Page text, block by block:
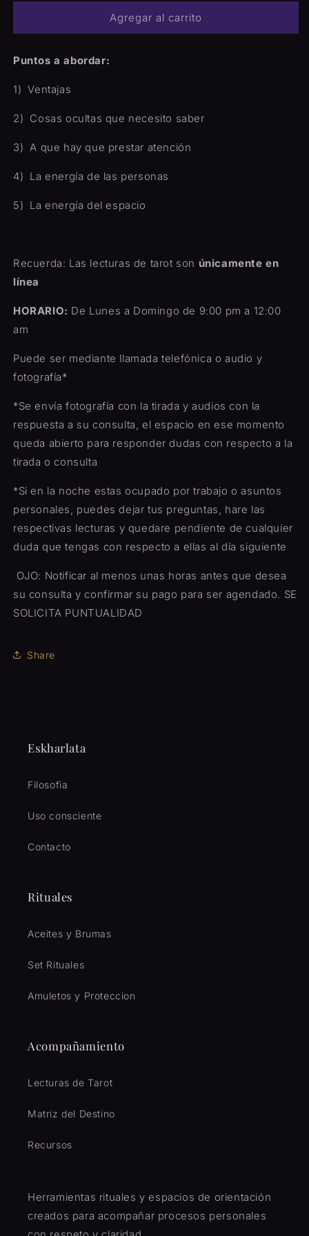
de
sobre
de
Agregar al carrito
Puntos a abordar:
1)Ventajas
2) Cosas ocultas que necesito saber
3)A que hay que prestar atención
4) La energía de las personas
5) La energía del espacio
Recuerda: Las lecturas de tarot son únicamente en
línea
HORARIO: De Lunes a Domingo de 9:00 pm a 12:00
am
Puede ser mediante llamada telefónica o audio y
fotografía*
*Se envía fotografía con la tirada y audios con la
respuesta a su consulta, el espacio en ese momento
queda abierto para responder dudas con respecto a la
tirada o consulta
*Si en la noche estas ocupado por trabajo o asuntos
personales, puedes dejar tus preguntas, hare las
respectivas lecturas y quedare pendiente de cualquier
duda que tengas con respecto a ellas al día siguiente
OJO: Notificar al menos unas horas antes que desea
su consulta y confirmar su pago para ser agendado. SE
SOLICITA PUNTUALIDAD
Share
Eskharlata
Filosofia
Uso consciente
Contacto
Rituales
Aceites y Brumas
Set Rituales
Amuletos y Proteccion
Acompañamiento
Lecturas de Tarot
Matriz del Destino
Recursos
Herramientas rituales y espacios de orientación
creados para acompañar procesos personales